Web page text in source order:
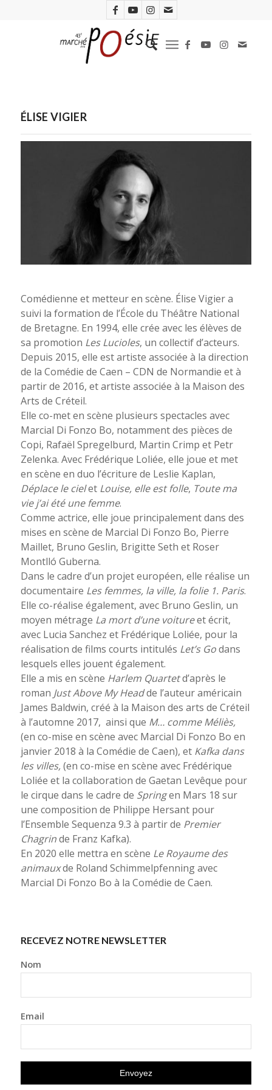
ÉLISE VIGIER
Comédienne et metteur en scène. Élise Vigier a
suivi la formation de l’École du Théâtre National
de Bretagne. En 1994, elle crée avec les élèves de
sa promotion Les Lucioles, un collectif d’acteurs.
Depuis 2015, elle est artiste associée à la direction
de la Comédie de Caen – CDN de Normandie et à
partir de 2016, et artiste associée à la Maison des
Arts de Créteil.
Elle co-met en scène plusieurs spectacles avec
Marcial Di Fonzo Bo, notamment des pièces de
Copi, Rafaël Spregelburd, Martin Crimp et Petr
Zelenka. Avec Frédérique Loliée, elle joue et met
en scène en duo l’écriture de Leslie Kaplan,
Déplace le cielet Louise, elle est folle, Toute ma
vie j’ai été une femme.
Comme actrice, elle joue principalement dans des
mises en scène de Marcial Di Fonzo Bo, Pierre
Maillet, Bruno Geslin, Brigitte Seth et Roser
Montlló Guberna.
Dans le cadre d’un projet européen, elle réalise un
documentaire Les femmes, la ville, la folie 1. Paris.
Elle co-réalise également, avec Bruno Geslin, un
moyen métrage La mort d’une voitureet écrit,
avec Lucia Sanchez et Frédérique Loliée, pour la
réalisation de films courts intitulés Let’s Godans
lesquels elles jouent également.
Elle a mis en scène Harlem Quartetd’après le
roman Just Above My Headde l’auteur américain
James Baldwin, créé à la Maison des arts de Créteil
à l’automne 2017, ainsi que M… comme Méliès,
(en co-mise en scène avec Marcial Di Fonzo Bo en
janvier 2018 à la Comédie de Caen), et Kafka dans
les villes,(en co-mise en scène avec Frédérique
Loliée et la collaboration de Gaetan Levêque pour
le cirque dans le cadre de Springen Mars 18 sur
une composition de Philippe Hersant pour
l’Ensemble Sequenza 9.3 à partir de Premier
Chagrinde Franz Kafka).
En 2020 elle mettra en scène Le Royaume des
animauxde Roland Schimmelpfenning avec
Marcial Di Fonzo Bo à la Comédie de Caen.
RECEVEZ NOTRE NEWSLETTER
Nom
Email